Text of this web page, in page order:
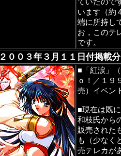
ていたので
います（約
端に所持し
お，このテ
です。
２００３年３月１１日付掲載分
■「紅涙」
ｏ！／１９
売）イベン
■現在は既
和枝氏から
販売された
も（少なく
売テレカが